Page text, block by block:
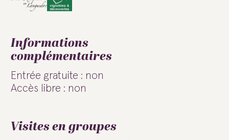
Informations
complémentaires
Entrée gratuite : non
Accès libre : non
Visites en groupes